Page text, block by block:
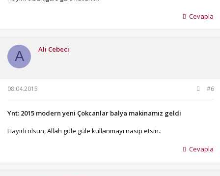
Cevapla
A Ali Cebeci
08.04.2015 #6
Ynt: 2015 modern yeni Çokcanlar balya makinamız geldi
Hayırlı olsun, Allah güle güle kullanmayı nasip etsin..
Cevapla